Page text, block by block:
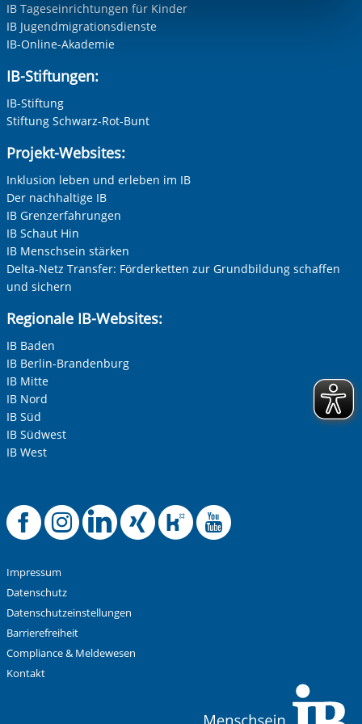
Funktionen sind. Diese Cookies setzen wir aufgrund
berechtigter Interessen und daher unabhängig von einer
Einwilligung.
IB Tageseinrichtungen für Kinder
IB Jugendmigrationsdienste
IB-Online-Akademie
IB-Stiftungen:
IB-Stiftung
Stiftung Schwarz-Rot-Bunt
Projekt-Websites:
Inklusion leben und erleben im IB
Der nachhaltige IB
IB Grenzerfahrungen
IB Schaut Hin
IB Menschsein stärken
Delta-Netz Transfer: Förderketten zur Grundbildung schaffen
und sichern
Regionale IB-Websites:
IB Baden
IB Berlin-Brandenburg
IB Mitte
IB Nord
IB Süd
IB Südwest
IB West
Offizielle
Offizielle
Offizielle
Offizielle
Offizielle
Impressum
Datenschutz
Datenschutzeinstellungen
Barrierefreiheit
Compliance & Meldewesen
Kontakt